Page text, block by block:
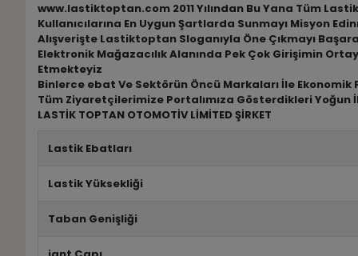
www.lastiktoptan.com 2011 Yılından Bu Yana Tüm
Kullanıcılarına En Uygun Şartlarda Sunmayı Misyon
Alışverişte Lastiktoptan Sloganıyla Öne Çıkmayı
Elektronik Mağazacılık Alanında Pek Çok Girişimin
Etmekteyiz
Binlerce ebat Ve Sektörün Öncü Markaları İle
Tüm Ziyaretçilerimize Portalımıza Gösterdikleri Yoğun
LASTİK TOPTAN OTOMOTİV LİMİTED ŞİRKET
Lastik Ebatları
Lastik Yüksekliği
Taban Genişliği